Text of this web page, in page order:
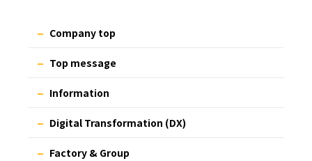
Company top
Top message
Information
Digital Transformation (DX)
Factory & Group